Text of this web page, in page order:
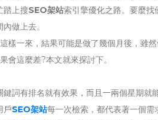
踏上搜SEO架站索引擎優化之路。要麼
做上去。
樣一來，結果可能是做了幾個月後，雖
會這麼差?本文就來探討下。
詞有排名就有效果，而且一兩個星期就
戶SEO架站每一次檢索，都代表著一個